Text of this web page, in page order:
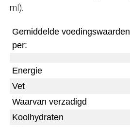
ml).
Gemiddelde voedingswaarden
per:
Energie
Vet
Waarvan verzadigd
Koolhydraten